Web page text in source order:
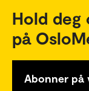
Hold deg
på
Abonner på